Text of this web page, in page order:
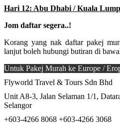
Hari 12: Abu Dhabi / Kuala
Jom daftar segera..!
Korang yang nak daftar pakej
lanjut boleh hubungi butiran di
Untuk Pakej Murah ke Europe /
Flyworld Travel & Tours Sdn Bhd
Unit A8-3, Jalan Selaman 1/1,
Selangor
+603-4266 8068 +603-4266 3068